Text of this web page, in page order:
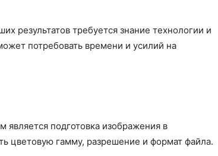
результатов требуется знание технологии и
потребовать времени и усилий на
является подготовка изображения в
цветовую гамму, разрешение и формат файла.